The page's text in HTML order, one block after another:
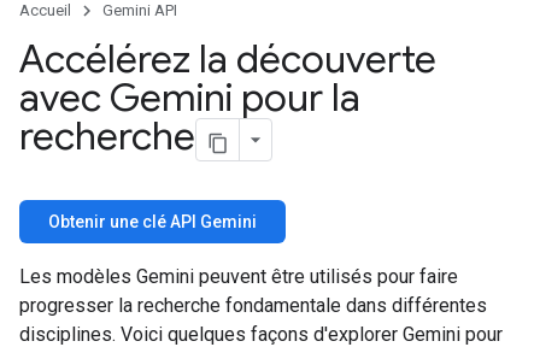
Accueil Gemini API
Accélérez la découverte
avec Gemini pour la
recherche
Obtenir une clé API Gemini
Les modèles Gemini peuvent être utilisés pour faire
progresser la recherche fondamentale dans différentes
disciplines. Voici quelques façons d'explorer Gemini pour